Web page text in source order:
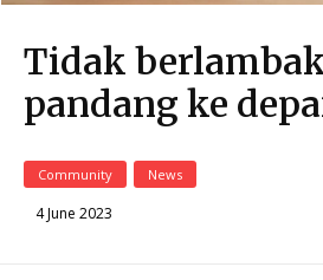
Tidak
pandang ke
Community News
4 June 2023